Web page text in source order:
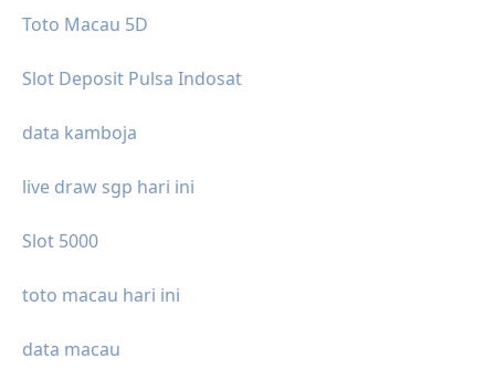
Toto Macau 5D
Slot Deposit Pulsa Indosat
data kamboja
live draw sgp hari ini
Slot 5000
toto macau hari ini
data macau